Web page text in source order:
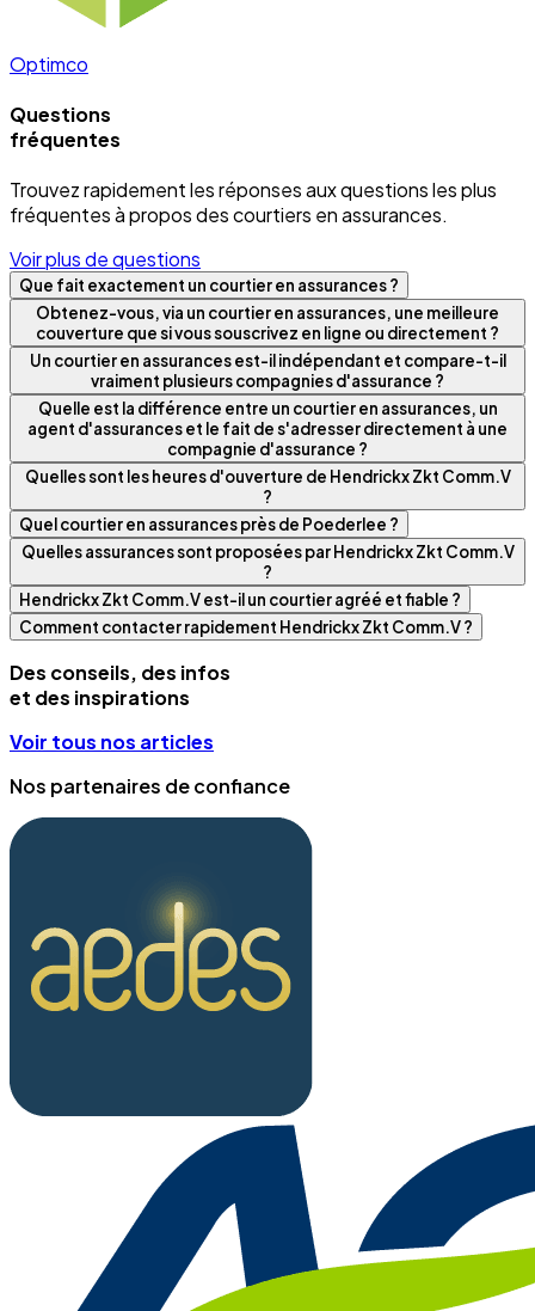
Optimco
Questions
fréquentes
Trouvez rapidement les réponses aux questions les plus
fréquentes à propos des courtiers en assurances.
Voir plus de questions
Que fait exactement un courtier en assurances ?
Obtenez-vous, via un courtier en assurances, une meilleure
couverture que si vous souscrivez en ligne ou directement ?
Un courtier en assurances est-il indépendant et compare-t-il
vraiment plusieurs compagnies d'assurance ?
Quelle est la différence entre un courtier en assurances, un
agent d'assurances et le fait de s'adresser directement à une
compagnie d'assurance ?
Quelles sont les heures d'ouverture de Hendrickx Zkt Comm.V
?
Quel courtier en assurances près de Poederlee ?
Quelles assurances sont proposées par Hendrickx Zkt Comm.V
?
Hendrickx Zkt Comm.V est-il un courtier agréé et fiable ?
Comment contacter rapidement Hendrickx Zkt Comm.V ?
Des conseils, des infos
et des inspirations
Voir tous nos articles
Nos partenaires de confiance